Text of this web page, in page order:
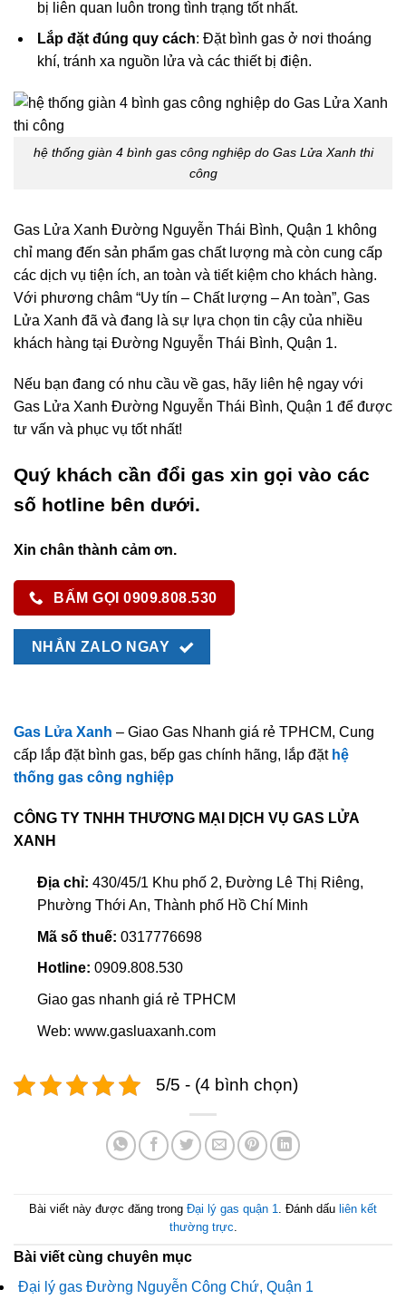
bị liên quan luôn trong tình trạng tốt nhất.
Lắp đặt đúng quy cách: Đặt bình gas ở nơi thoáng
khí, tránh xa nguồn lửa và các thiết bị điện.
hệ thống giàn 4 bình gas công nghiệp do Gas Lửa Xanh thi
công
Gas Lửa Xanh Đường Nguyễn Thái Bình, Quận 1 không
chỉ mang đến sản phẩm gas chất lượng mà còn cung cấp
các dịch vụ tiện ích, an toàn và tiết kiệm cho khách hàng.
Với phương châm “Uy tín – Chất lượng – An toàn”, Gas
Lửa Xanh đã và đang là sự lựa chọn tin cậy của nhiều
khách hàng tại Đường Nguyễn Thái Bình, Quận 1.
Nếu bạn đang có nhu cầu về gas, hãy liên hệ ngay với
Gas Lửa Xanh Đường Nguyễn Thái Bình, Quận 1 để được
tư vấn và phục vụ tốt nhất!
Quý khách cần đổi gas xin gọi vào các
số hotline bên dưới.
Xin chân thành cảm ơn.
BẤM GỌI 0909.808.530
NHẮN ZALO NGAY
Gas Lửa Xanh – Giao Gas Nhanh giá rẻ TPHCM, Cung
cấp lắp đặt bình gas, bếp gas chính hãng, lắp đặt hệ
thống gas công nghiệp
CÔNG TY TNHH THƯƠNG MẠI DỊCH VỤ GAS LỬA
XANH
Địa chỉ: 430/45/1 Khu phố 2, Đường Lê Thị Riêng,
Phường Thới An, Thành phố Hồ Chí Minh
Mã số thuế: 0317776698
Hotline: 0909.808.530
Giao gas nhanh giá rẻ TPHCM
Web: www.gasluaxanh.com
5/5 - (4 bình chọn)
Bài viết này được đăng trong Đại lý gas quận 1. Đánh dấu liên kết
thường trực.
Bài viết cùng chuyên mục
Đại lý gas Đường Nguyễn Công Chứ, Quận 1